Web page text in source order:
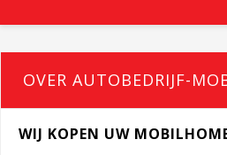
OVER AUTOBEDRIJF-
WIJ KOPEN UW